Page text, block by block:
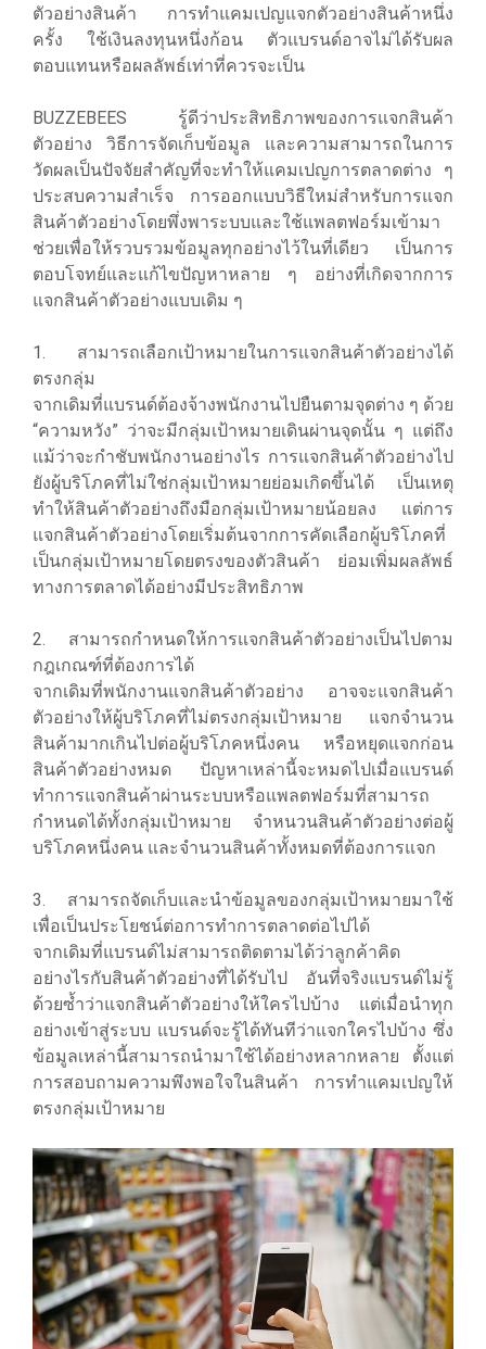
ตัวอย่างสินค้า การทำแคมเปญแจกตัวอย่างสินค้าหนึ่ง
ครั้ง ใช้เงินลงทุนหนึ่งก้อน ตัวแบรนด์อาจไม่ได้รับผล
ตอบแทนหรือผลลัพธ์เท่าที่ควรจะเป็น
BUZZEBEES รู้ดีว่าประสิทธิภาพของการแจกสินค้า
ตัวอย่าง วิธีการจัดเก็บข้อมูล และความสามารถในการ
วัดผลเป็นปัจจัยสำคัญที่จะทำให้แคมเปญการตลาดต่าง ๆ
ประสบความสำเร็จ การออกแบบวิธีใหม่สำหรับการแจก
สินค้าตัวอย่างโดยพึ่งพาระบบและใช้แพลตฟอร์มเข้ามา
ช่วยเพื่อให้รวบรวมข้อมูลทุกอย่างไว้ในที่เดียว เป็นการ
ตอบโจทย์และแก้ไขปัญหาหลาย ๆ อย่างที่เกิดจากการ
แจกสินค้าตัวอย่างแบบเดิม ๆ
1. สามารถเลือกเป้าหมายในการแจกสินค้าตัวอย่างได้
ตรงกลุ่ม
จากเดิมที่แบรนด์ต้องจ้างพนักงานไปยืนตามจุดต่าง ๆ ด้วย
“ความหวัง” ว่าจะมีกลุ่มเป้าหมายเดินผ่านจุดนั้น ๆ แต่ถึง
แม้ว่าจะกำชับพนักงานอย่างไร การแจกสินค้าตัวอย่างไป
ยังผู้บริโภคที่ไม่ใช่กลุ่มเป้าหมายย่อมเกิดขึ้นได้ เป็นเหตุ
ทำให้สินค้าตัวอย่างถึงมือกลุ่มเป้าหมายน้อยลง แต่การ
แจกสินค้าตัวอย่างโดยเริ่มต้นจากการคัดเลือกผู้บริโภคที่
เป็นกลุ่มเป้าหมายโดยตรงของตัวสินค้า ย่อมเพิ่มผลลัพธ์
ทางการตลาดได้อย่างมีประสิทธิภาพ
2. สามารถกำหนดให้การแจกสินค้าตัวอย่างเป็นไปตาม
กฎเกณฑ์ที่ต้องการได้
จากเดิมที่พนักงานแจกสินค้าตัวอย่าง อาจจะแจกสินค้า
ตัวอย่างให้ผู้บริโภคที่ไม่ตรงกลุ่มเป้าหมาย แจกจำนวน
สินค้ามากเกินไปต่อผู้บริโภคหนึ่งคน หรือหยุดแจกก่อน
สินค้าตัวอย่างหมด ปัญหาเหล่านี้จะหมดไปเมื่อแบรนด์
ทำการแจกสินค้าผ่านระบบหรือแพลตฟอร์มที่สามารถ
กำหนดได้ทั้งกลุ่มเป้าหมาย จำหนวนสินค้าตัวอย่างต่อผู้
บริโภคหนึ่งคน และจำนวนสินค้าทั้งหมดที่ต้องการแจก
3. สามารถจัดเก็บและนำข้อมูลของกลุ่มเป้าหมายมาใช้
เพื่อเป็นประโยชน์ต่อการทำการตลาดต่อไปได้
จากเดิมที่แบรนด์ไม่สามารถติดตามได้ว่าลูกค้าคิด
อย่างไรกับสินค้าตัวอย่างที่ได้รับไป อันที่จริงแบรนด์ไม่รู้
ด้วยซ้ำว่าแจกสินค้าตัวอย่างให้ใครไปบ้าง แต่เมื่อนำทุก
อย่างเข้าสู่ระบบ แบรนด์จะรู้ได้ทันทีว่าแจกใครไปบ้าง ซึ่ง
ข้อมูลเหล่านี้สามารถนำมาใช้ได้อย่างหลากหลาย ตั้งแต่
การสอบถามความพึงพอใจในสินค้า การทำแคมเปญให้
ตรงกลุ่มเป้าหมาย